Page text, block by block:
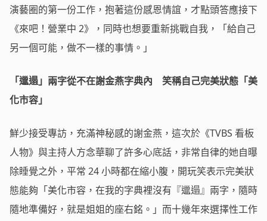
演藝圈的第一份工作，抱著這份感恩情誼，才點頭答應接下
《來吧！營業中 2》，同時也想要重新挑戰自我，「給自己
另一個可能，做不一樣的事情。」
「邋遢」兩字從不在謝金燕字典內 笑稱自己完美狀態「美
化市容」
鮮少接受專訪，充滿神秘感的謝金燕，這次於《TVBS 看板
人物》與主持人方念華聊了許多心底話，非常自律的她自曝
除睡覺之外，平常 24 小時都在縮小腹，開玩笑表示完美狀
態能夠「美化市容，在我的字典裡沒有『邋遢』兩字，隨時
隨地準備好，就是姐姐的座右銘。」而十幾年來選擇性工作